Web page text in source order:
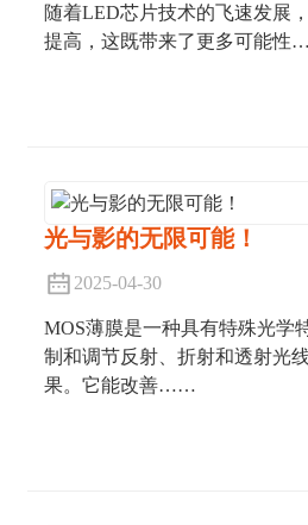
随着LED芯片技术的飞速发展
提高，这既带来了更多可能
光与影的无限可能！
2025-04-30
MOS薄膜是一种具有特殊光学
制和调节反射、折射和透射光
果。它能改善……